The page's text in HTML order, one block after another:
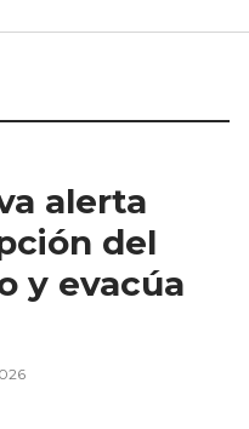
alerta
del
y evacúa